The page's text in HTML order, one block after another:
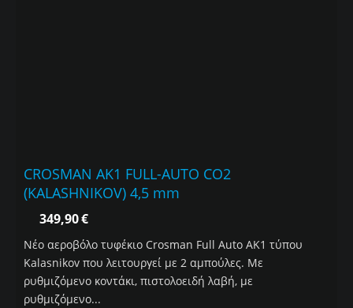
CROSMAN AK1 FULL-AUTO CO2
(KALASHNIKOV) 4,5 mm
349,90€
Νέο αεροβόλο τυφέκιο Crosman Full Auto AK1 τύπου
Kalasnikov που λειτουργεί με 2 αμπούλες. Με
ρυθμιζόμενο κοντάκι, πιστολοειδή λαβή, με
ρυθμιζόμενο...